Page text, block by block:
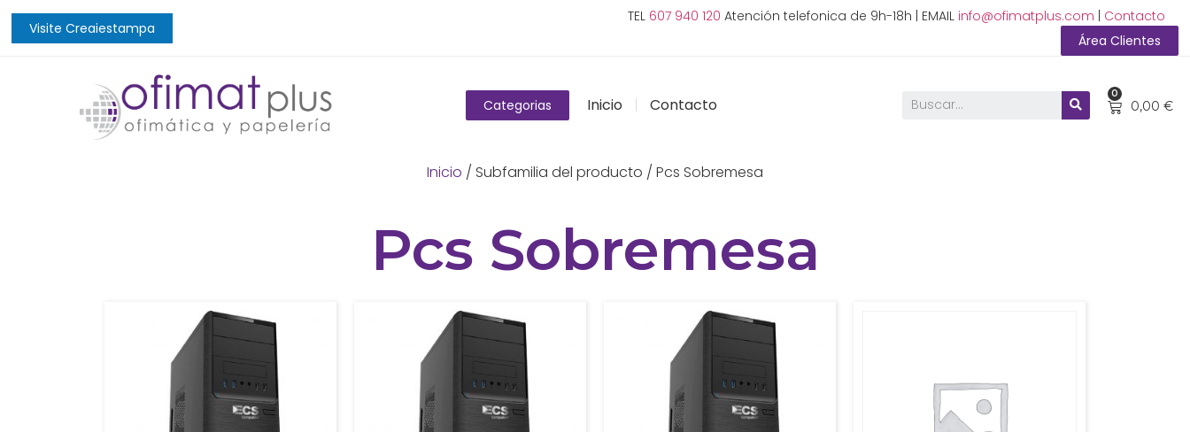
Visite Creaiestampa
TEL 607 940 120 Atención telefonica de 9h-18h | EMAIL info@ofimatplus.com
Contacto
Área Clientes
Categorias Inicio Contacto 0,00 €
0
Inicio / Subfamilia del producto / Pcs Sobremesa
Pcs Sobremesa